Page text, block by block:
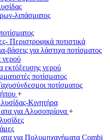
λιπάσματος
Περιστροφικά ποτιστικά
βάσεις για λάστιχα ποτίσματος
νερού
εκτόξευσης νερού
ποτίσματος
ποτίσματος
+
Κινητήρα
για Αλυσοπρίονα +
για Πολυμηχανήματα Combi